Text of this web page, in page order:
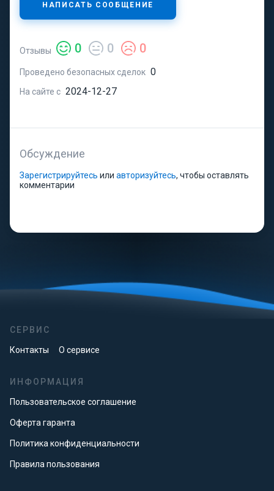
НАПИСАТЬ СООБЩЕНИЕ
Отзывы 0 0 0
Проведено безопасных сделок 0
На сайте с 2024-12-27
Обсуждение
Зарегистрируйтесь или авторизуйтесь, чтобы оставлять
комментарии
СЕРВИС
Контакты О сервисе
ИНФОРМАЦИЯ
Пользовательское соглашение
Оферта гаранта
Политика конфиденциальности
Правила пользования